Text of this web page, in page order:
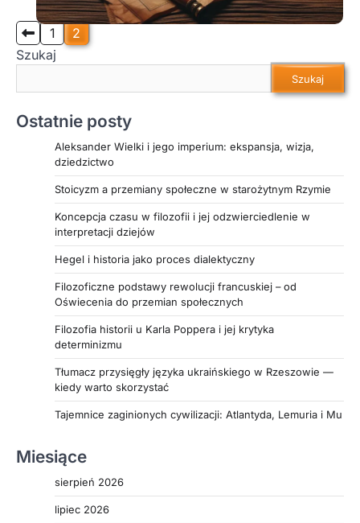
które nie znalazły miejsca w oficjalnych
podręcznikach. Opisuje zarówno tajemnicze
upadki wielkich cywilizacji, takich jak Khmerowie,
jak i tragiczne epizody, jak Wielki Głód Perski,
Porusza także temat zaginionych cywilizacji i
przełomowych odkryć archeologicznych, które
chcesz zagłębić się w niezwykłe historie i odkryć,
jak wiele jeszcze nie wiemy o losach ludzkości –
ten artykuł zdecydowanie warto przeczytać.
Stronicowanie
wpisów
1
2
Szukaj
Szukaj
Ostatnie posty
Aleksander Wielki i jego imperium: ekspansja, wizja,
dziedzictwo
Stoicyzm a przemiany społeczne w starożytnym Rzymie
Koncepcja czasu w filozofii i jej odzwierciedlenie w
interpretacji dziejów
Hegel i historia jako proces dialektyczny
Filozoficzne podstawy rewolucji francuskiej – od
Oświecenia do przemian społecznych
Filozofia historii u Karla Poppera i jej krytyka
determinizmu
Tłumacz przysięgły języka ukraińskiego w Rzeszowie —
kiedy warto skorzystać
Tajemnice zaginionych cywilizacji: Atlantyda, Lemuria i Mu
Miesiące
sierpień 2026
lipiec 2026